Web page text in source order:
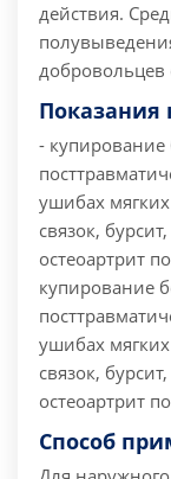
действия.
добровольцев
-
ушибах
связок,
остеоартрит
купирование
ушибах
связок,
остеоартрит
Способ